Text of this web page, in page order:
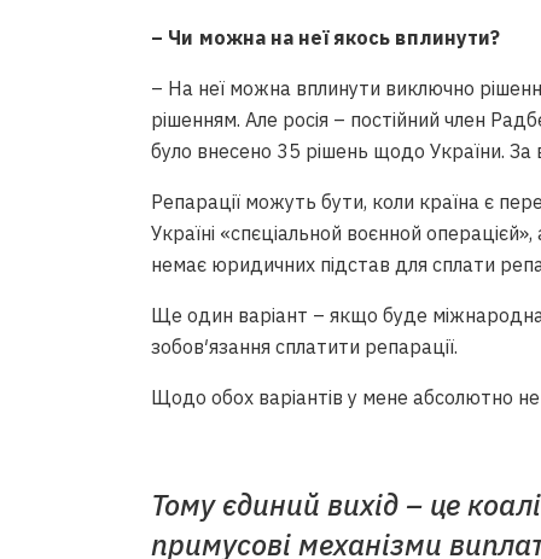
– Чи можна на неї якось вплинути?
– На неї можна вплинути виключно
рішенням. Але росія – постійний член
було внесено 35 рішень щодо України. За
Репарації можуть бути, коли країна є
Україні «спєціальной воєнной
немає юридичних підстав для сплати
Ще один варіант – якщо буде міжнародна
зобов′язання сплатити репарації.
Щодо обох варіантів у мене абсолютно
Тому єдиний вихід – це
примусові механізми